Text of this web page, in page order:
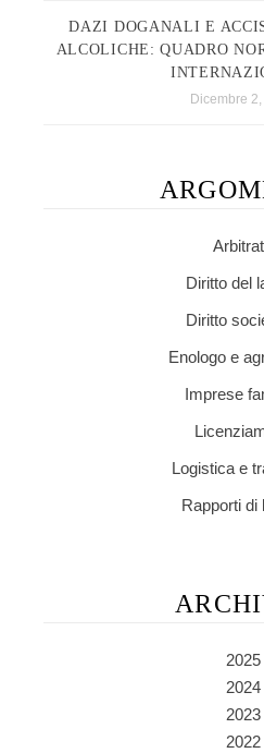
DAZI DOGANALI E
ALCOLICHE: QUADRO
Dicembre
Diritto del
Diritto
Enologo e
Imprese
Logistica e
Rapporti di
2025
2024
2023
2022